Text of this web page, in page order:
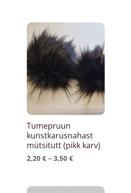
Tumepruun
kunstkarusnahast
mütsitutt (pikk karv)
2,20 € – 3,50 €
Hinnavahemik:
kuni
3,50 €
Sellel
tootel
on
mitu
varianti.
Valikuid
saab
teha
tootelehel.